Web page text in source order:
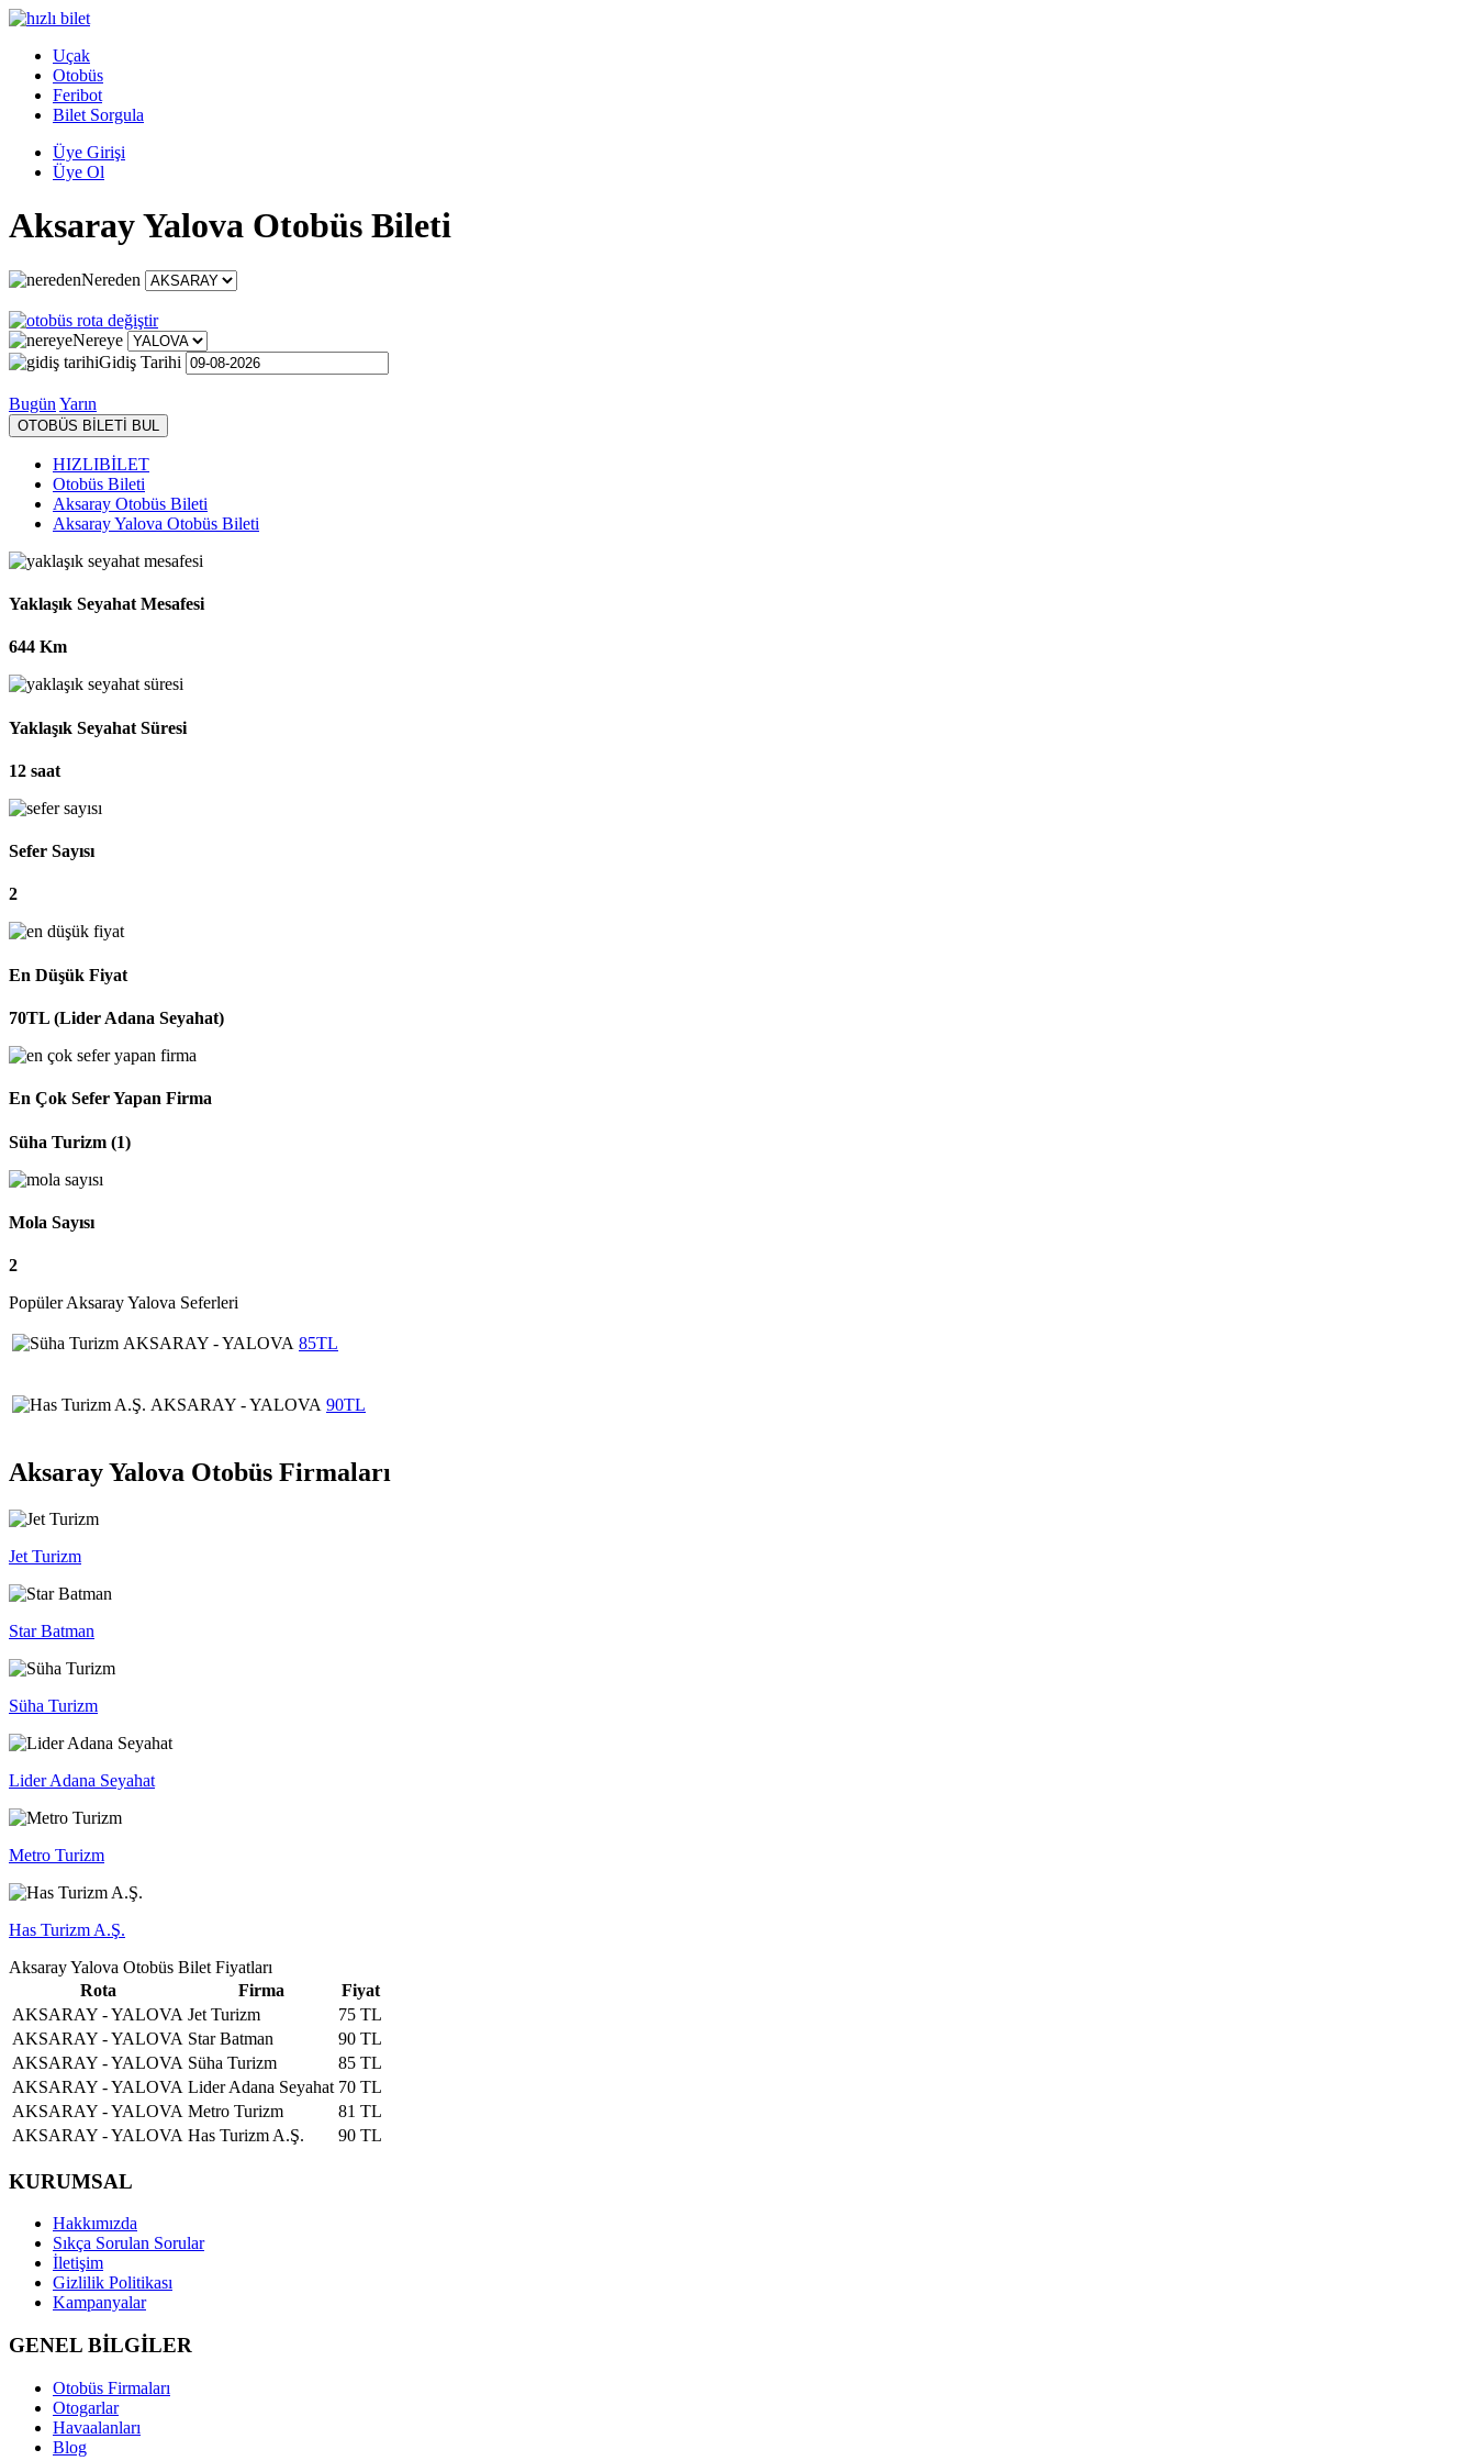
Uçak
Otobüs
Feribot
Bilet Sorgula
Üye Girişi
Üye Ol
Aksaray Yalova Otobüs Bileti
Nereden
Nereye
Gidiş Tarihi
Bugün Yarın
OTOBÜS BİLETİ BUL
HIZLIBİLET
Otobüs Bileti
Aksaray Otobüs Bileti
Aksaray Yalova Otobüs Bileti
Yaklaşık Seyahat Mesafesi
644 Km
Yaklaşık Seyahat Süresi
12 saat
Sefer Sayısı
2
En Düşük Fiyat
70TL (Lider Adana Seyahat)
En Çok Sefer Yapan Firma
Süha Turizm (1)
Mola Sayısı
2
Popüler Aksaray Yalova Seferleri
AKSARAY - YALOVA 85TL
AKSARAY - YALOVA 90TL
Aksaray Yalova Otobüs Firmaları
Jet Turizm
Star Batman
Süha Turizm
Lider Adana Seyahat
Metro Turizm
Has Turizm A.Ş.
Aksaray Yalova Otobüs Bilet Fiyatları
Rota
Firma
Fiyat
AKSARAY - YALOVA Jet Turizm
75 TL
AKSARAY - YALOVA Star Batman
90 TL
AKSARAY - YALOVA Süha Turizm
85 TL
AKSARAY - YALOVA Lider Adana Seyahat 70 TL
AKSARAY - YALOVA Metro Turizm
81 TL
AKSARAY - YALOVA Has Turizm A.Ş. 90 TL
KURUMSAL
Hakkımızda
Sıkça Sorulan Sorular
İletişim
Gizlilik Politikası
Kampanyalar
GENEL BİLGİLER
Otobüs Firmaları
Otogarlar
Havaalanları
Blog